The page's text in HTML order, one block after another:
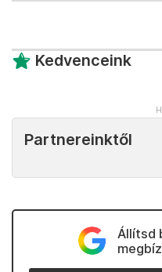
Kedvenceink
Partnereinktől
Állítsd